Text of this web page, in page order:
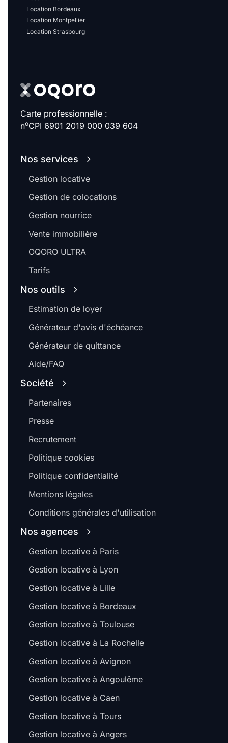
Location Bordeaux
Location Montpellier
Location Strasbourg
Carte professionnelle :
noCPI 6901 2019 000 039 604
Nos services
Gestion locative
Gestion de colocations
Gestion nourrice
Vente immobilière
OQORO ULTRA
Tarifs
Nos outils
Estimation de loyer
Générateur d'avis d'échéance
Générateur de quittance
Aide/FAQ
Société
Partenaires
Presse
Recrutement
Politique cookies
Politique confidentialité
Mentions légales
Conditions générales d'utilisation
Nos agences
Gestion locative à Paris
Gestion locative à Lyon
Gestion locative à Lille
Gestion locative à Bordeaux
Gestion locative à Toulouse
Gestion locative à La Rochelle
Gestion locative à Avignon
Gestion locative à Angoulême
Gestion locative à Caen
Gestion locative à Tours
Gestion locative à Angers